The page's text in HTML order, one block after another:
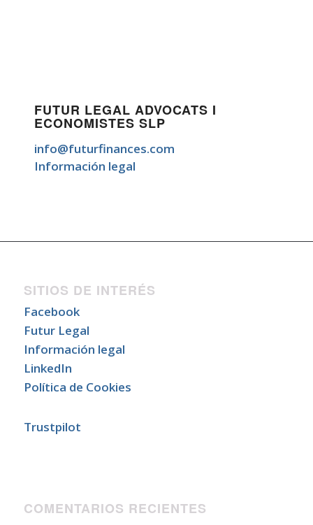
FUTUR LEGAL ADVOCATS I
ECONOMISTES SLP
info@futurfinances.com
Información legal
SITIOS DE INTERÉS
Facebook
Futur Legal
Información legal
LinkedIn
Política de Cookies
Trustpilot
COMENTARIOS RECIENTES